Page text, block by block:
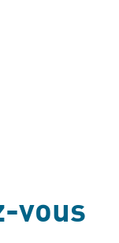
vous